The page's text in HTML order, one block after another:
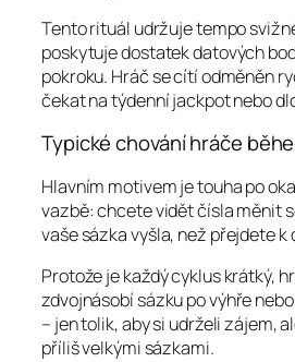
Tento rituál udržuje tempo
poskytuje dostatek datových
pokroku. Hráč se cítí odměněn
čekat na týdenní jackpot nebo
Typické chování hráče
Hlavním motivem je touha po
vazbě: chcete vidět čísla měnit
vaše sázka vyšla, než přejdete k
Protože je každý cyklus krátký,
zdvojnásobí sázku po výhře
– jen tolik, aby si udrželi zájem,
příliš velkými sázkami.